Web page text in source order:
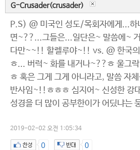
G-Crusader(crusader)
P.S) @ 미국인 성도/목회자에게...하
면~??...그들은...일단은~ 말씀에~ 거
다만~~!! 할렐루야~!! vs. @ 한국
ㅎ... 버럭~ 화를 내거나~??ㅎ 울그
ㅎ 혹은 그게 그게 아니라고, 말씀 자
반사임~!!ㅎㅎㅎ 심지어~ 신성한 강
성경을 더 많이 공부한이가 어딨냐는
2019-02-02 오전 1:05:34
0 0